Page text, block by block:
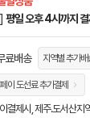
평일 오후 4시까지 결
료배송 지역별 추가배
이 도선료 추가결제
결제시, 제주.도서산지